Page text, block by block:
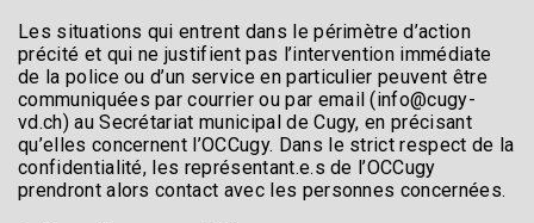
Les situations qui entrent dans le périmètre d’action
précité et qui ne justifient pas l’intervention immédiate
de la police ou d’un service en particulier peuvent être
communiquées par courrier ou par email (info@cugy-
vd.ch) au Secrétariat municipal de Cugy, en précisant
qu’elles concernent l’OCCugy. Dans le strict respect de la
confidentialité, les représentant.e.s de l’OCCugy
prendront alors contact avec les personnes concernées.